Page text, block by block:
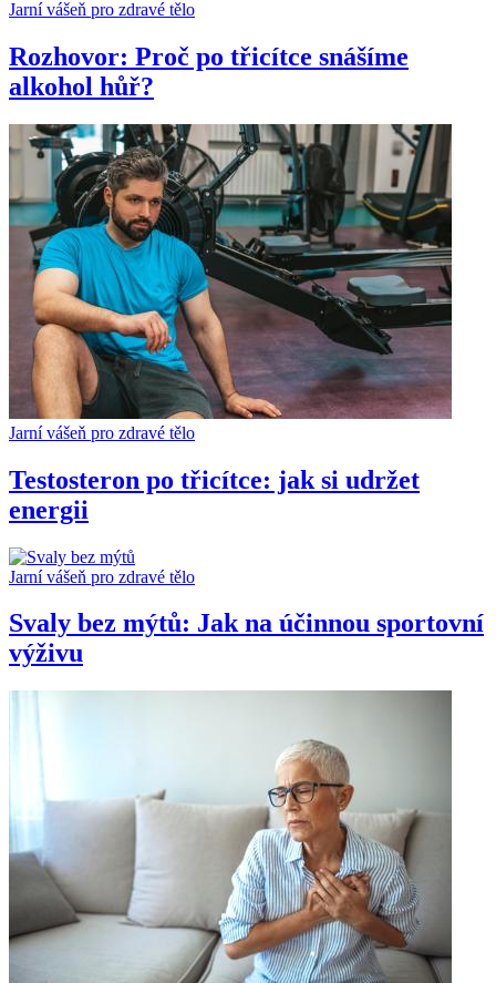
Jarní vášeň pro zdravé tělo
Rozhovor: Proč po třicítce snášíme
alkohol hůř?
Jarní vášeň pro zdravé tělo
Testosteron po třicítce: jak si udržet
energii
Jarní vášeň pro zdravé tělo
Svaly bez mýtů: Jak na účinnou sportovní
výživu